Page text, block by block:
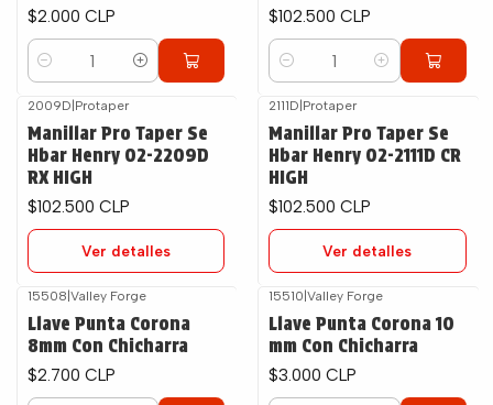
$2.000 CLP
Cantidad
$102.500 CLP
Cantidad
2009D Protaper
Manillar Pro Taper Se
Hbar Henry 02-2209D
RX HIGH
$102.500 CLP
Ver detalles
2111D Protaper
Manillar Pro Taper Se
Hbar Henry 02-2111D CR
HIGH
$102.500 CLP
Ver detalles
15508 Valley Forge
Llave Punta Corona
8mm Con Chicharra
$2.700 CLP
15510 Valley Forge
Llave Punta Corona 10
mm Con Chicharra
$3.000 CLP